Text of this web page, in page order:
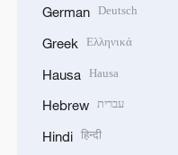
German Deutsch
Greek Ελληνικά
Hausa Hausa
Hebrew עברית
Hindi हिन्दी